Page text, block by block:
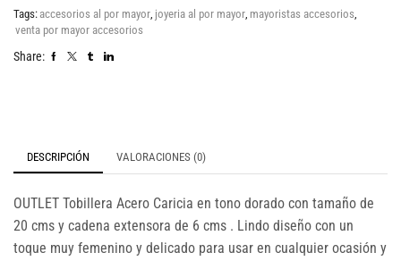
Tags: accesorios al por mayor, joyeria al por mayor, mayoristas accesorios,
venta por mayor accesorios
Share:
DESCRIPCIÓN VALORACIONES (0)
OUTLET Tobillera Acero Caricia en tono dorado con tamaño de
20 cms y cadena extensora de 6 cms . Lindo diseño con un
toque muy femenino y delicado para usar en cualquier ocasión y